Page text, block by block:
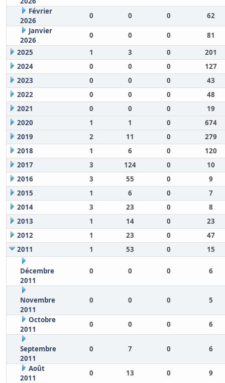
Février
2026
0 0 0
62
Janvier
2026
0 0 0
81
2025
1 3 0
201
2024
0 0 0
127
2023
0 0 0
43
2022
0 0 0
48
2021
0 0 0
19
2020
1 1 0
674
2019
2 11 0
279
2018
1 6 0
120
2017
3 124 0
10
2016
3 55 0
9
2015
1 6 0
7
2014
3 23 0
8
2013
1 14 0
23
2012
1 23 0
47
2011
1 53 0 15
Décembre
2011
0 0 0 6
Novembre
2011
0 0 0 5
Octobre
2011
0 0 0 6
Septembre
2011
0 7 0 6
Août
2011
0 13 0
9